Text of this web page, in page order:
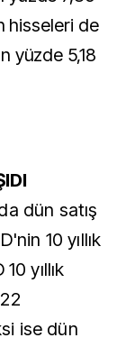
hisseleri de
yüzde 5,18
dün satış
10 yıllık
yıllık
ise dün